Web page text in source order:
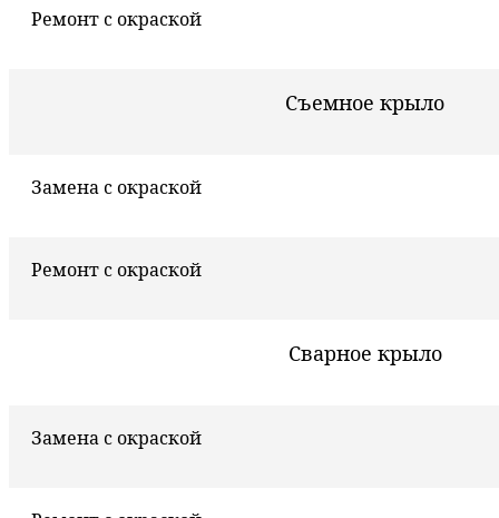
Ремонт с окраской
Съемное крыло
Замена с окраской
Ремонт с окраской
Сварное крыло
Замена с окраской